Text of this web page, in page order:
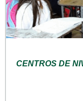
CENTROS DE